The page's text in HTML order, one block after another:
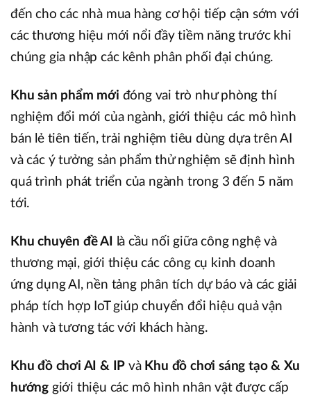
đến cho các nhà mua hàng cơ hội tiếp cận sớm với
các thương hiệu mới nổi đầy tiềm năng trước khi
chúng gia nhập các kênh phân phối đại chúng.
Khu sản phẩm mới đóng vai trò như phòng thí
nghiệm đổi mới của ngành, giới thiệu các mô hình
bán lẻ tiên tiến, trải nghiệm tiêu dùng dựa trên AI
và các ý tưởng sản phẩm thử nghiệm sẽ định hình
quá trình phát triển của ngành trong 3 đến 5 năm
tới.
Khu chuyên đề AI
là cầu nối giữa công nghệ và
thương mại, giới thiệu các công cụ kinh doanh
ứng dụng AI, nền tảng phân tích dự báo và các giải
pháp tích hợp IoT giúp chuyển đổi hiệu quả vận
hành và tương tác với khách hàng.
Khu đồ chơi AI & IP và Khu đồ chơi sáng tạo & Xu
hướng giới thiệu các mô hình nhân vật được cấp